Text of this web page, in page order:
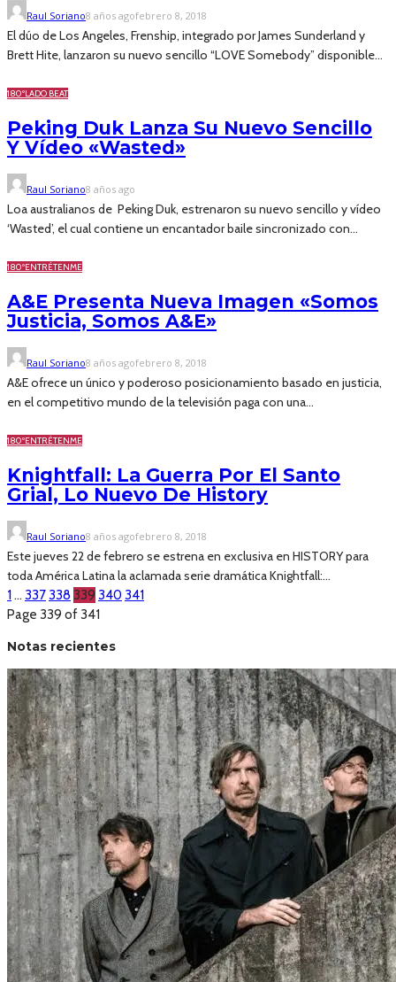
Raul Soriano8 años agofebrero 8, 2018
El dúo de Los Angeles, Frenship, integrado por James Sunderland y
Brett Hite, lanzaron su nuevo sencillo “LOVE Somebody” disponible...
180ºLADO BEAT
Peking Duk Lanza Su Nuevo Sencillo
Y Vídeo «Wasted»
Raul Soriano8 años ago
Loa australianos de Peking Duk, estrenaron su nuevo sencillo y vídeo
‘Wasted’, el cual contiene un encantador baile sincronizado con...
180ºENTRÉTENME
A&E Presenta Nueva Imagen «Somos
Justicia, Somos A&E»
Raul Soriano8 años agofebrero 8, 2018
A&E ofrece un único y poderoso posicionamiento basado en justicia,
en el competitivo mundo de la televisión paga con una...
180ºENTRÉTENME
Knightfall: La Guerra Por El Santo
Grial, Lo Nuevo De History
Raul Soriano8 años agofebrero 8, 2018
Este jueves 22 de febrero se estrena en exclusiva en HISTORY para
toda América Latina la aclamada serie dramática Knightfall:...
1 … 337 338 339 340 341
Page 339 of 341
Notas recientes